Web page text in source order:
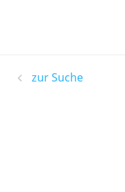
zur Suche